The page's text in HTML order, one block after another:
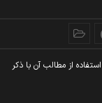
از مطالب آن با ذکر